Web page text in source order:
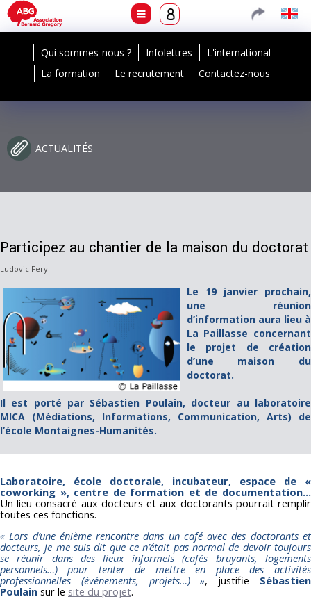
Qui sommes-nous ? Infolettres
L'international
La formation
Le recrutement Contactez-nous
ACTUALITÉS
Participez au chantier de la maison du doctorat
Ludovic Fery
Le 19 janvier prochain,
une réunion
d’information aura lieu à
La Paillasse concernant
le projet de création
d’une maison du
doctorat.
Il est porté par Sébastien Poulain, docteur au laboratoire
MICA (Médiations, Informations, Communication, Arts) de
l’école Montaignes-Humanités.
Laboratoire, école doctorale, incubateur, espace de «
coworking », centre de formation et de documentation…
Un lieu consacré aux docteurs et aux doctorants pourrait remplir
toutes ces fonctions.
« Lors d’une énième rencontre dans un café avec des doctorants et
docteurs, je me suis dit que ce n’était pas normal de devoir toujours
se réunir dans des lieux informels (cafés bruyants, logements
personnels…) pour tenter de mettre en place des activités
professionnelles (événements, projets…) », justifie Sébastien
Poulain sur le site du projet.